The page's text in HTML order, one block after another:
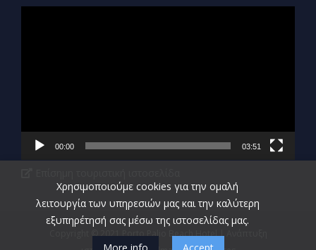
00:00 03:51
Copyright © 2021 Porto Palio Beach Hotel | Ανάπτυξη
Χρησιμοποιούμε cookies για την ομαλή
λειτουργία των υπηρεσιών μας και την καλύτερη
εξυπηρέτησή σας μέσω της ιστοσελίδας μας.